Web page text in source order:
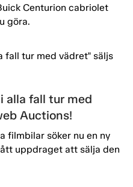
Centurion cabriolet
göra.
alla fall tur med
Auctions!
filmbilar söker nu en ny
uppdraget att sälja den